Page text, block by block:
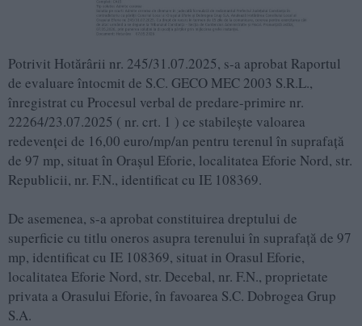
Potrivit Hotărârii nr. 245/31.07.2025, s-a aprobat Raportul
de evaluare întocmit de S.C. GECO MEC 2003 S.R.L.,
înregistrat cu Procesul verbal de predare-primire nr.
22264/23.07.2025 ( nr. crt. 1 ) ce stabilește valoarea
redevenței de 16,00 euro/mp/an pentru terenul în suprafață
de 97 mp, situat în Orașul Eforie, localitatea Eforie Nord, str.
Republicii, nr. F.N., identificat cu IE 108369.
De asemenea, s-a aprobat constituirea dreptului de
superficie cu titlu oneros asupra terenului în suprafață de 97
mp, identificat cu IE 108369, situat in Orasul Eforie,
localitatea Eforie Nord, str. Decebal, nr. F.N., proprietate
privata a Orasului Eforie, în favoarea S.C. Dobrogea Grup
S.A.